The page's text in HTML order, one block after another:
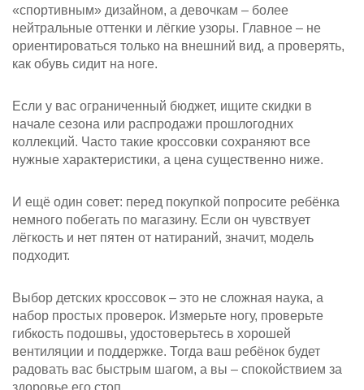
«спортивным» дизайном, а девочкам – более
нейтральные оттенки и лёгкие узоры. Главное – не
ориентироваться только на внешний вид, а проверять,
как обувь сидит на ноге.
Если у вас ограниченный бюджет, ищите скидки в
начале сезона или распродажи прошлогодних
коллекций. Часто такие кроссовки сохраняют все
нужные характеристики, а цена существенно ниже.
И ещё один совет: перед покупкой попросите ребёнка
немного побегать по магазину. Если он чувствует
лёгкость и нет пятен от натираний, значит, модель
подходит.
Выбор детских кроссовок – это не сложная наука, а
набор простых проверок. Измерьте ногу, проверьте
гибкость подошвы, удостоверьтесь в хорошей
вентиляции и поддержке. Тогда ваш ребёнок будет
радовать вас быстрым шагом, а вы – спокойствием за
здоровье его стоп.